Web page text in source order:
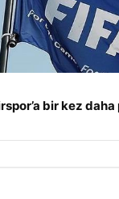
bir kez